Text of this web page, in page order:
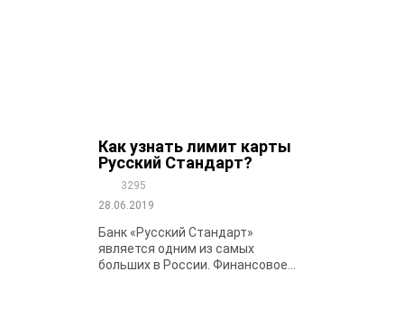
Как узнать лимит карты
Русский Стандарт?
3295
28.06.2019
Банк «Русский Стандарт»
является одним из самых
больших в России. Финансовое...